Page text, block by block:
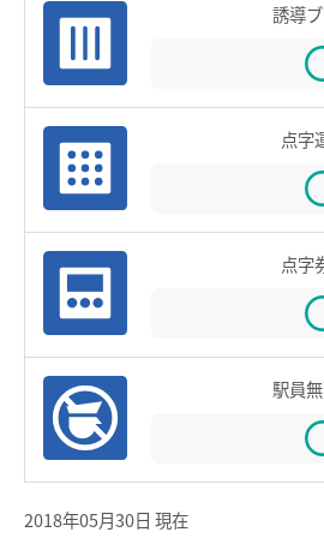
鉄道での使い方
鉄道の運賃計算
きっぷを購入する
特殊な改札口のご利用方法
バスで使う
バスでの使い方
バスの運賃計算
鉄道・バス共通情報
おトクな乗継割引
manacaマイレージポイント
誘導
点字
点字
駅員
2018年05月30日 現在